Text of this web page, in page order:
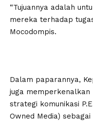
“Tujuannya adalah
mereka terhadap
Mocodompis.
Dalam paparannya,
juga
strategi komunikasi
Owned Media)